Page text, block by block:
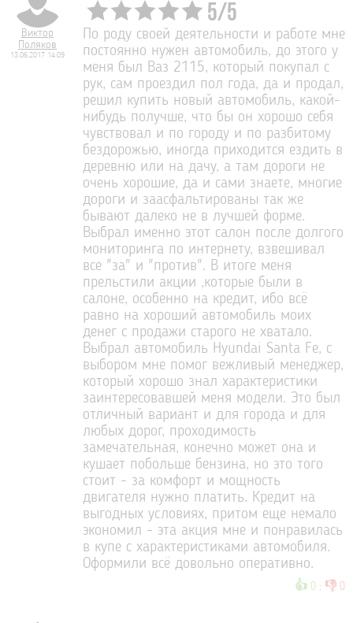
Виктор
Поляков
13.06.2017 14:09
5/5
По роду своей деятельности и работе мне
постоянно нужен автомобиль, до этого у
меня был Ваз 2115, который покупал с
рук, сам проездил пол года, да и продал,
решил купить новый автомобиль, какой-
нибудь получше, что бы он хорошо себя
чувствовал и по городу и по разбитому
бездорожью, иногда приходится ездить в
деревню или на дачу, а там дороги не
очень хорошие, да и сами знаете, многие
дороги и заасфальтированы так же
бывают далеко не в лучшей форме.
Выбрал именно этот салон после долгого
мониторинга по интернету, взвешивал
все "за" и "против". В итоге меня
прельстили акции ,которые были в
салоне, особенно на кредит, ибо всё
равно на хороший автомобиль моих
денег с продажи старого не хватало.
Выбрал автомобиль Hyundai Santa Fe, с
выбором мне помог вежливый менеджер,
который хорошо знал характеристики
заинтересовавшей меня модели. Это был
отличный вариант и для города и для
любых дорог, проходимость
замечательная, конечно может она и
кушает побольше бензина, но это того
стоит - за комфорт и мощность
двигателя нужно платить. Кредит на
выгодных условиях, притом еще немало
экономил - эта акция мне и понравилась
в купе с характеристиками автомобиля.
Оформили всё довольно оперативно.
👍 : 👎